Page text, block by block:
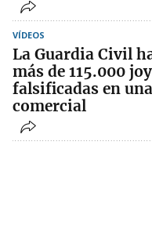
VÍDEOS
La Guardia Civil
más de 115.000
falsificadas en
comercial